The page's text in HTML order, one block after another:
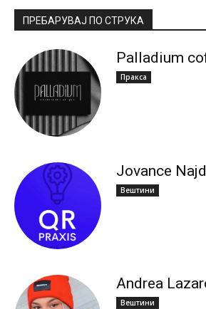
ПРЕБАРУВАЈ ПО СТРУКА
Palladium
Пракса
Jovance
Вештини
Andrea
Вештини